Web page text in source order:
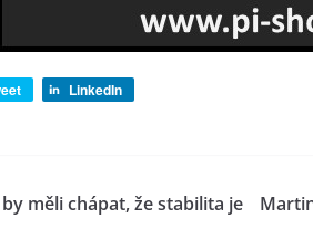
LinkedIn
měli chápat, že stabilita je